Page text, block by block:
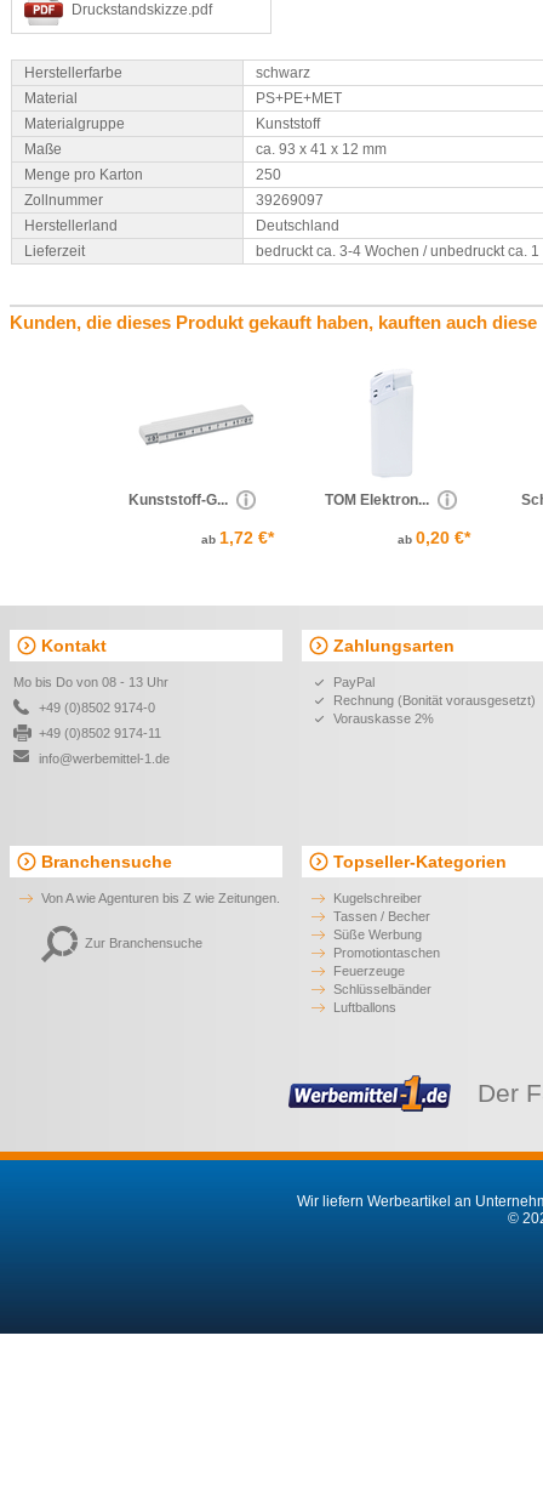
Druckstandskizze.pdf
Herstellerfarbe
schwarz
Material
PS+PE+MET
Materialgruppe
Kunststoff
Maße
ca. 93 x 41 x 12 mm
Menge pro Karton
250
Zollnummer
39269097
Herstellerland
Deutschland
Lieferzeit
bedruckt ca. 3-4 Wochen / unbedruckt ca. 1
Kunden, die dieses Produkt gekauft haben, kauften auch
Kunststoff-G...
ab 1,72 €*
TOM Elektron...
ab 0,20 €*
Kontakt
Mo bis Do von 08 - 13 Uhr
+49 (0)8502 9174-0
+49 (0)8502 9174-11
info@werbemittel-1.de
Zahlungsarten
PayPal
Rechnung (Bonität vorausgesetzt)
Vorauskasse 2%
Branchensuche
Von A wie Agenturen bis Z wie Zeitungen.
Zur Branchensuche
Topseller-Kategorien
Kugelschreiber
Tassen / Becher
Süße Werbung
Promotiontaschen
Feuerzeuge
Schlüsselbänder
Luftballons
Der
Wir liefern Werbeartikel an
©